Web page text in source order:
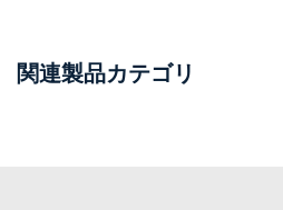
関連製品カテゴリ